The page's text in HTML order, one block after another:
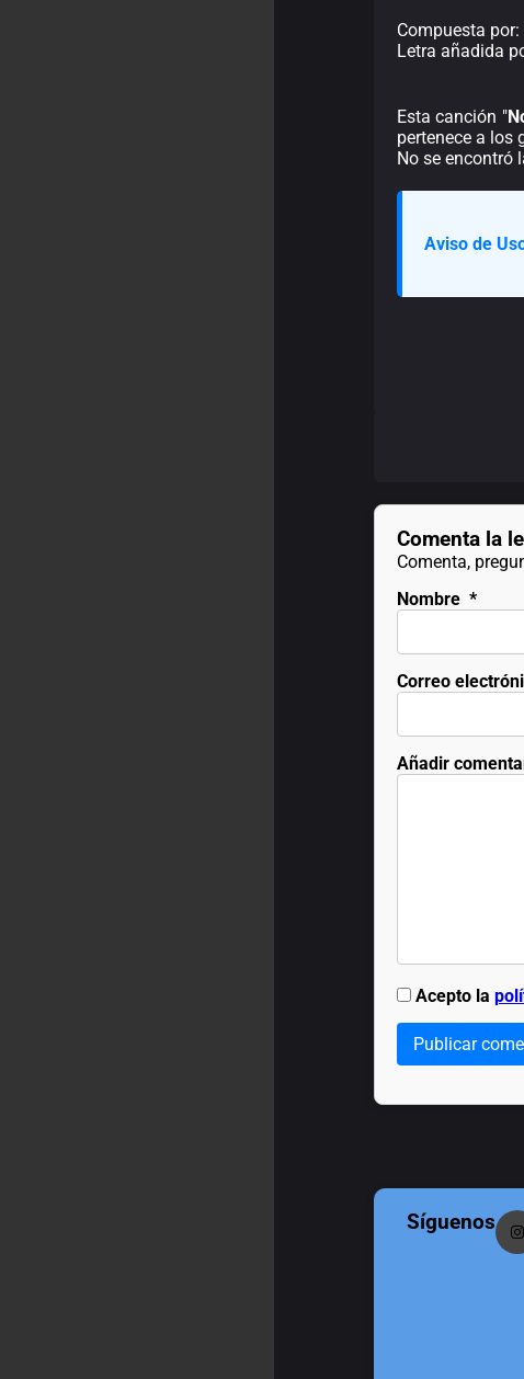
Compuesta
Letra añadida
Esta canción "
pertenece a los
No se encontró
Aviso de
Comenta la
Comenta,
Nombre *
Correo
Añadir
Acepto la
Publicar
Síguenos